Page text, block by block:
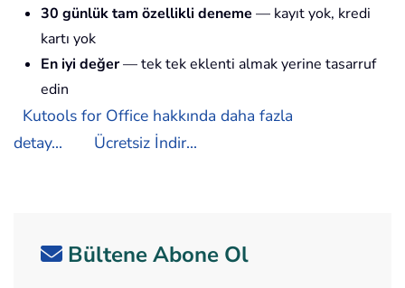
30 günlük tam özellikli deneme — kayıt yok, kredi
kartı yok
En iyi değer— tek tek eklenti almak yerine tasarruf
edin
Kutools for Office hakkında daha fazla
detay...
Ücretsiz İndir...
Bültene Abone Ol